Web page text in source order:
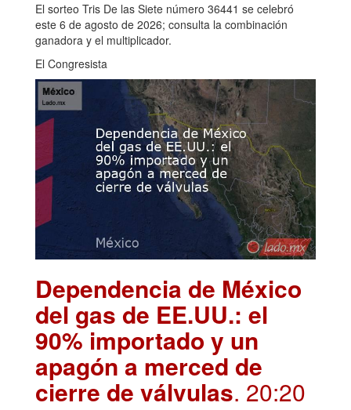
El sorteo Tris De las Siete número 36441 se celebró
este 6 de agosto de 2026; consulta la combinación
ganadora y el multiplicador.
El Congresista
Dependencia de México
del gas de EE.UU.: el
90% importado y un
apagón a merced de
cierre de válvulas. 20:20